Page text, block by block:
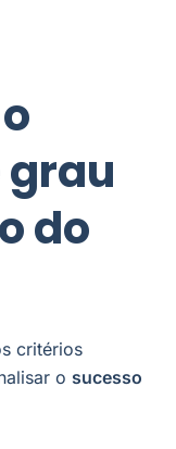
do
critérios
o sucesso